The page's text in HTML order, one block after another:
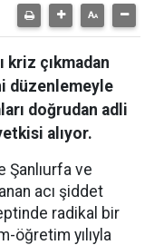
kriz çıkmadan
düzenlemeyle
doğrudan adli
alıyor.
Şanlıurfa ve
acı şiddet
radikal bir
öğretim yılıyla